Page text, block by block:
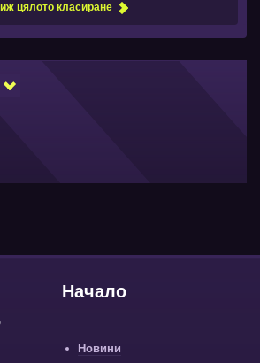
цялото класиране
Начало
Новини